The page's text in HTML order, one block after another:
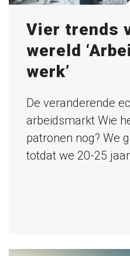
Vier trends
wereld
werk’
De veranderende
arbeidsmarkt Wie
patronen nog? We
totdat we 20-25